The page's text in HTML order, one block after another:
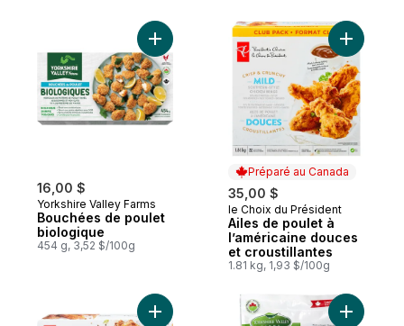
16,00 $
Yorkshire Valley Farms
Bouchées de poulet
biologique
454 g, 3,52 $/100g
Ajouter Bouchées de poulet biologique
Préparé au Canada
35,00 $
Préparé au Canada
le Choix du Président
Ailes de poulet à
l’américaine douces
et croustillantes
1.81 kg, 1,93 $/100g
Ajouter
Ajouter Ailes de dinde sel et poivre au
Ajouter